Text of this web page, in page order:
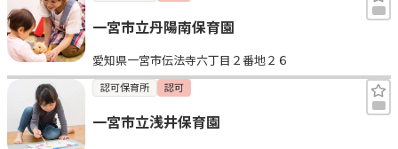
一宮市立丹陽南保育園
愛知県一宮市伝法寺六丁目２番地２６
認可保育所 認可
一宮市立浅井保育園